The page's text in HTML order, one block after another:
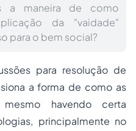
a maneira de como
da "vaidade"
para o bem social?
para resolução de
a forma de como as
havendo certa
principalmente no